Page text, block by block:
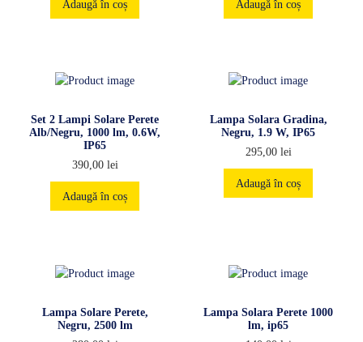
Adaugă în coș Adaugă în coș
Set 2 Lampi Solare Perete
Alb/Negru, 1000 lm, 0.6W,
IP65
390,00 lei
Adaugă în coș
Lampa Solara Gradina,
Negru, 1.9 W, IP65
295,00 lei
Adaugă în coș
Lampa Solare Perete,
Negru, 2500 lm
Lampa Solara Perete 1000
lm, ip65